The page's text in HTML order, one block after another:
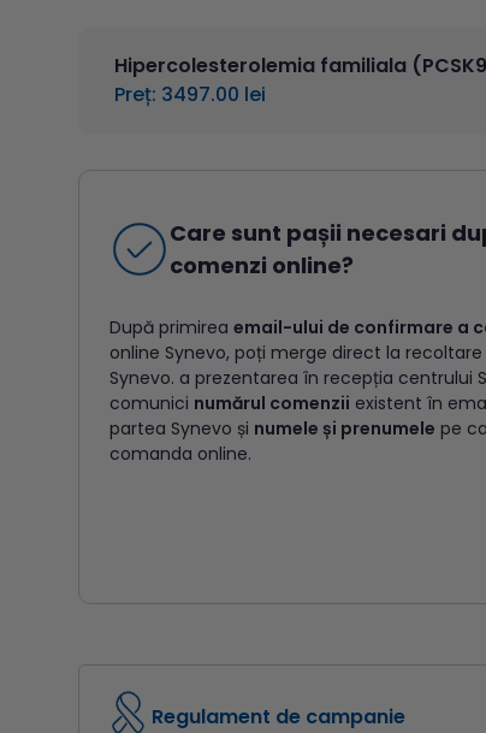
Hipercolesterolemia familiala (PCSK9,
Preț: 3497.00 lei
Care sunt pașii necesari
comenzi online?
După primirea email-ului de confirmare a
online Synevo, poți merge direct la
Synevo. a prezentarea în recepția centrului
comunici numărul comenzii existent în
partea Synevo și numele și prenumele pe
comanda online.
Regulament de campanie